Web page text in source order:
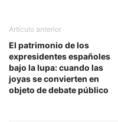
Artículo anterior
El patrimonio de los
expresidentes españoles
bajo la lupa: cuando las
joyas se convierten en
objeto de debate público